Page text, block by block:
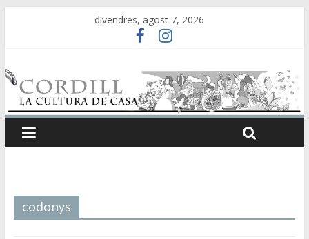
divendres, agost 7, 2026
codonys